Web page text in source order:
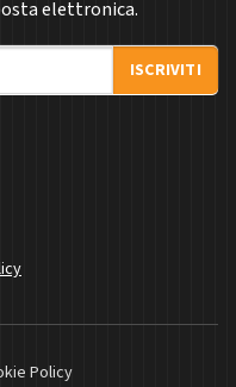
elettronica.
ISCRIVITI
Policy